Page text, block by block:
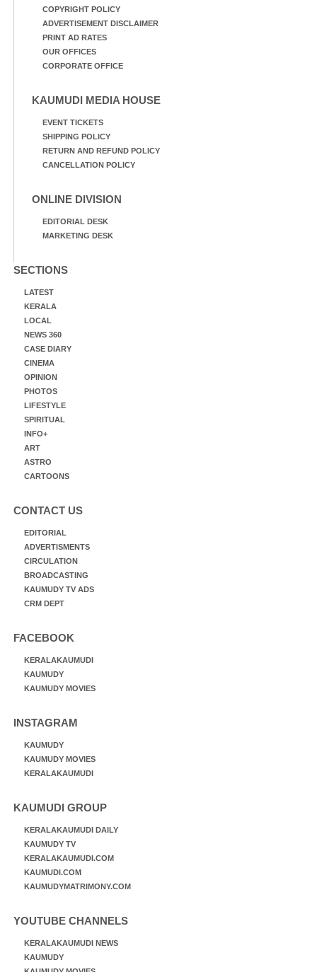
COPYRIGHT POLICY
ADVERTISEMENT DISCLAIMER
PRINT AD RATES
OUR OFFICES
CORPORATE OFFICE
KAUMUDI MEDIA HOUSE
EVENT TICKETS
SHIPPING POLICY
RETURN AND REFUND POLICY
CANCELLATION POLICY
ONLINE DIVISION
EDITORIAL DESK
MARKETING DESK
SECTIONS
LATEST
KERALA
LOCAL
NEWS 360
CASE DIARY
CINEMA
OPINION
PHOTOS
LIFESTYLE
SPIRITUAL
INFO+
ART
ASTRO
CARTOONS
CONTACT US
EDITORIAL
ADVERTISMENTS
CIRCULATION
BROADCASTING
KAUMUDY TV ADS
CRM DEPT
FACEBOOK
KERALAKAUMUDI
KAUMUDY
KAUMUDY MOVIES
INSTAGRAM
KAUMUDY
KAUMUDY MOVIES
KERALAKAUMUDI
KAUMUDI GROUP
KERALAKAUMUDI DAILY
KAUMUDY TV
KERALAKAUMUDI.COM
KAUMUDI.COM
KAUMUDYMATRIMONY.COM
YOUTUBE CHANNELS
KERALAKAUMUDI NEWS
KAUMUDY